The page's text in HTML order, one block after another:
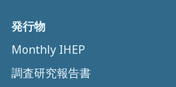
発行物
Monthly IHEP
調査研究報告書